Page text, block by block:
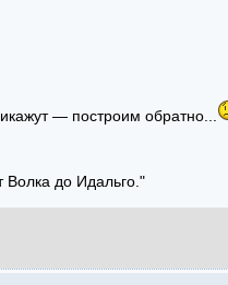
— построим обратно...
Волка до Идальго."